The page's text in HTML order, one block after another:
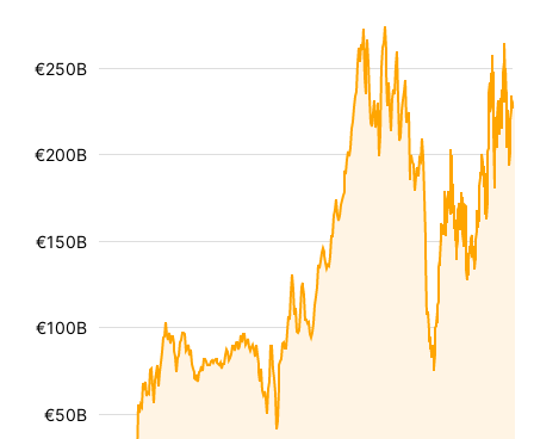
€50B
€100B
€150B
€200B
€250B